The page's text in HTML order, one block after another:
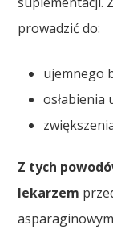
prowadzić do:
ujemnego
osłabienia
Z tych
lekarzem